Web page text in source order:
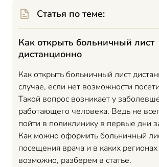
Статья по теме:
Как открыть больничный лист
дистанционно
Как открыть больничный лист
случае, если нет возможности
Такой вопрос возникает у
работающего человека. Ведь не
пойти в поликлинику в первые дни
Как можно оформить больничный
посещения врача и в каких регионах
возможно, разберем в статье.